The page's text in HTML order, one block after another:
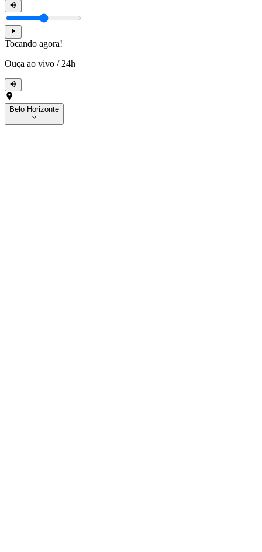
Tocando agora!
Ouça ao vivo / 24h
Belo Horizonte